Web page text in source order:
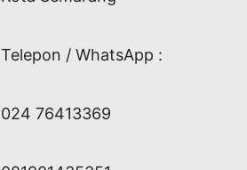
Telepon / WhatsApp :
024 76413369